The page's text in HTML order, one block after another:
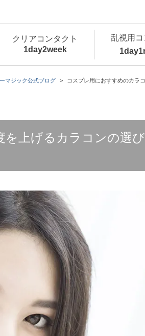
マジック公式ブログ コスプレ用におすすめのカラ
を上げるカラコンの選び
クリアコンタクト
1day2week
乱視用コ
1day
カラコン・サークルレンズ 1day 商品
クリアコンタクトレンズ 1day 商品